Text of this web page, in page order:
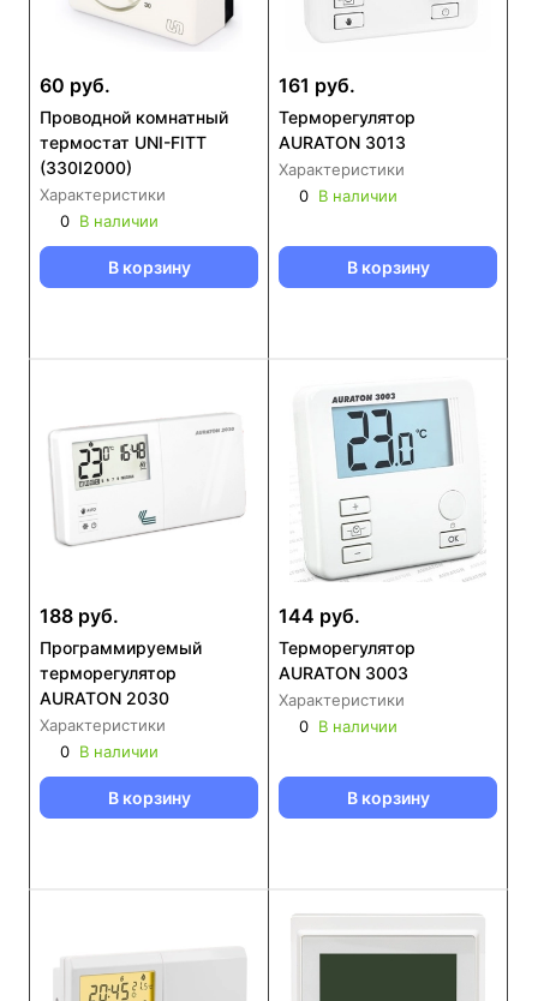
60 руб.
Проводной комнатный
термостат UNI-FITT
(330I2000)
Характеристики
0 В наличии
В корзину
161 руб.
Терморегулятор
AURATON 3013
Характеристики
0 В наличии
В корзину
188 руб.
Программируемый
терморегулятор
AURATON 2030
Характеристики
0 В наличии
В корзину
144 руб.
Терморегулятор
AURATON 3003
Характеристики
0 В наличии
В корзину